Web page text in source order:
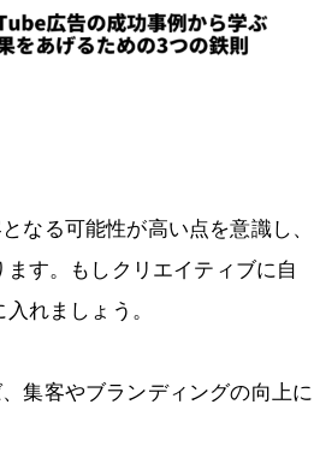
なる可能性が高い点を意識し、
す。もしクリエイティブに自
れましょう。
集客やブランディングの向上に